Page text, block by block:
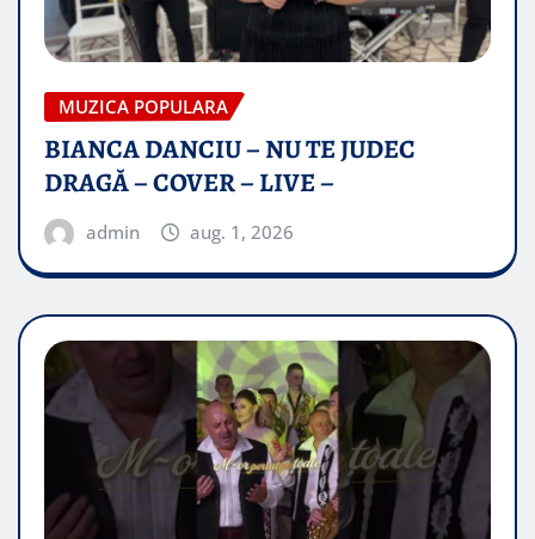
MUZICA POPULARA
BIANCA DANCIU – NU TE JUDEC
DRAGĂ – COVER – LIVE –
admin aug. 1, 2026